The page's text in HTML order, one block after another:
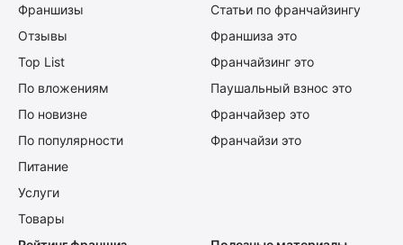
Франшизы
Отзывы
Top List
По вложениям
По новизне
По популярности
Питание
Услуги
Товары
Статьи по франчайзингу
Франшиза это
Франчайзинг это
Паушальный взнос это
Франчайзер это
Франчайзи это